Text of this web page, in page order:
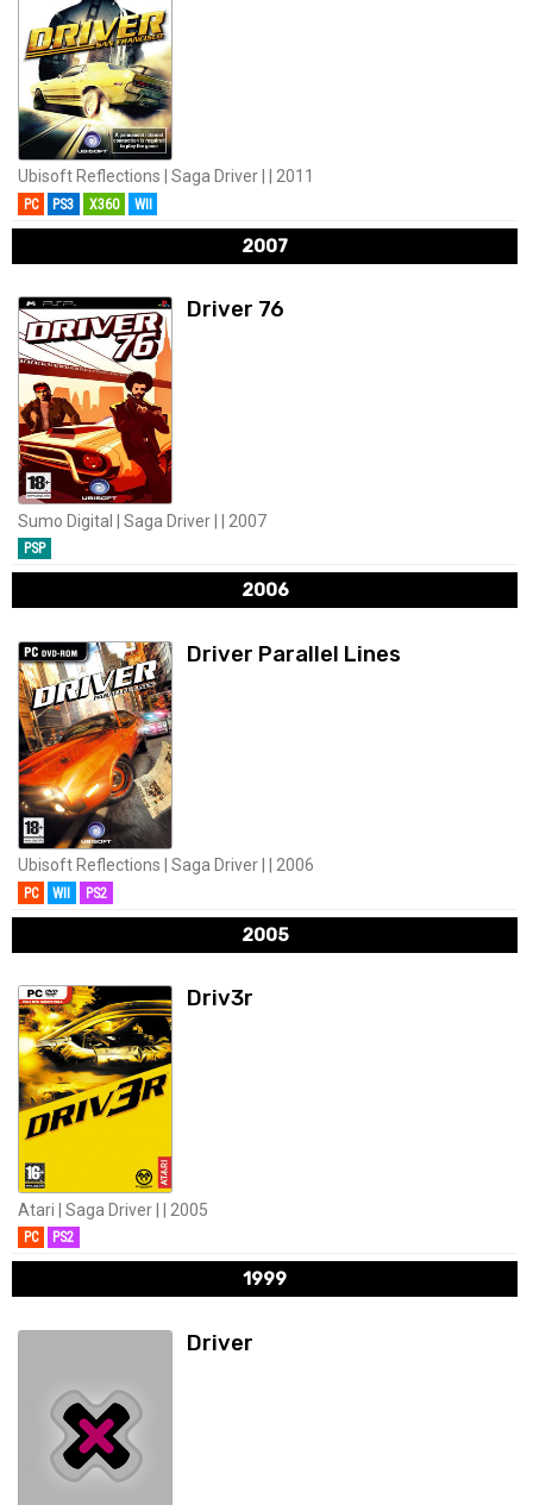
Ubisoft Reflections | Saga Driver | | 2011
PC PS3 X360 WII
2007
Driver 76
Sumo Digital | Saga Driver | | 2007
PSP
2006
Driver Parallel Lines
Ubisoft Reflections | Saga Driver | | 2006
PC WII PS2
2005
Driv3r
Atari | Saga Driver | | 2005
PC PS2
1999
Driver